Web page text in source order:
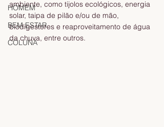
HOMEM
BEM ESTAR
COLUNA
ambiente, como tijolos ecológicos, energia
solar, taipa de pilão e/ou de mão,
biodigestores e reaproveitamento de água
da chuva, entre outros.